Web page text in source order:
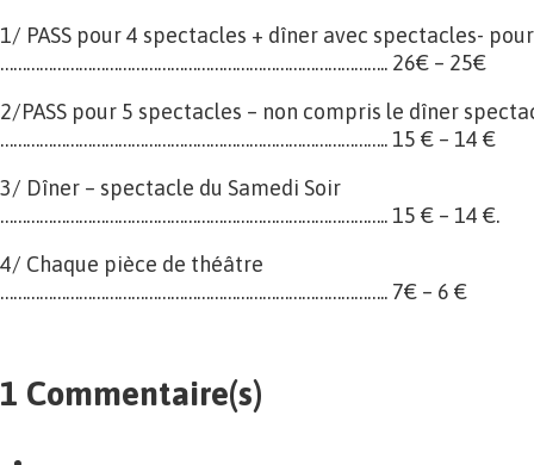
1/ PASS pour 4 spectacles + dîner avec spectacles-
…………………………………………………………………………….. 26€ – 25€
2/PASS pour 5 spectacles – non compris le dîner
…………………………………………………………………………….. 15 € – 14 €
3/ Dîner – spectacle du Samedi Soir
…………………………………………………………………………….. 15 € – 14 €.
4/ Chaque pièce de théâtre
…………………………………………………………………………….. 7€ – 6 €
1 Commentaire(s)